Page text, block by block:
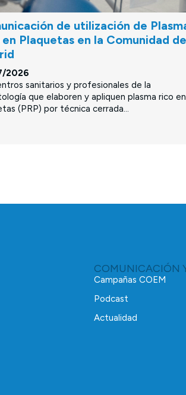
de utilización de
en Plaquetas en la Comunidad de
2026
sanitarios y profesionales de la
que elaboren y apliquen plasma rico en
(PRP) por técnica cerrada...
COMUNICACIÓN
Campañas COEM
Podcast
Actualidad